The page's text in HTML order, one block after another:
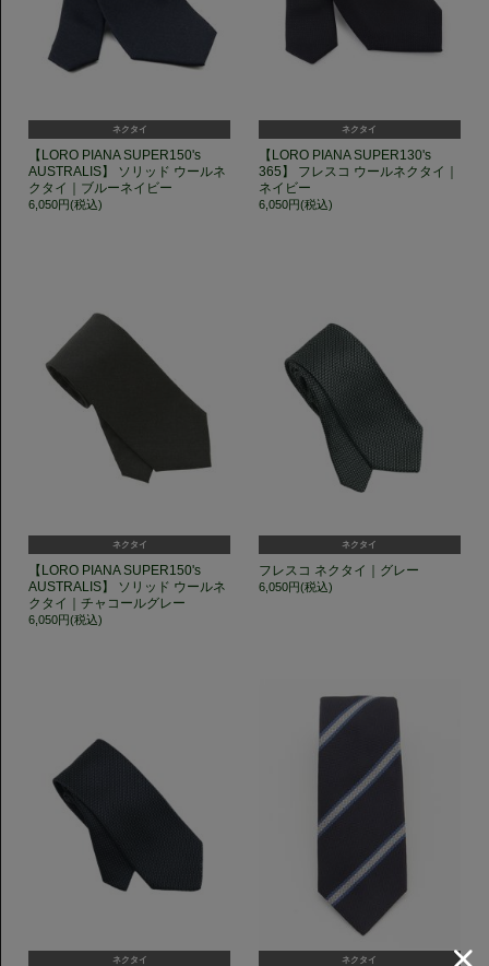
ネクタイ
【LORO PIANA SUPER150's
AUSTRALIS】 ソリッド ウールネ
クタイ｜ブルーネイビー
6,050円(税込)
ネクタイ
【LORO PIANA SUPER130's
365】 フレスコ ウールネクタイ｜
ネイビー
6,050円(税込)
ネクタイ
【LORO PIANA SUPER150's
AUSTRALIS】 ソリッド ウールネ
クタイ｜チャコールグレー
6,050円(税込)
ネクタイ
フレスコ ネクタイ｜グレー
6,050円(税込)
ネクタイ ネクタイ